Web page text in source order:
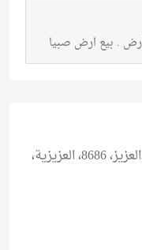
. بيع ارض صبيا
GBSA3449، 3449 عبدالله بن عبدالعزيز، 8686، العزيزية،